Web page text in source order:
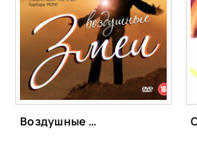
Воздушные змеи (2010)